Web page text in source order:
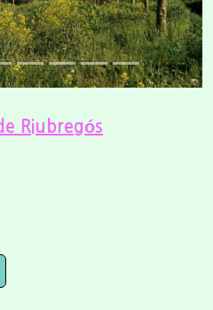
Riubregós